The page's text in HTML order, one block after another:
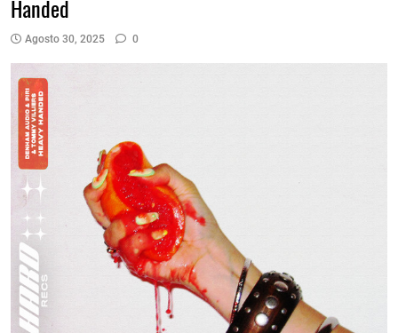
Handed
Agosto 30, 2025 0